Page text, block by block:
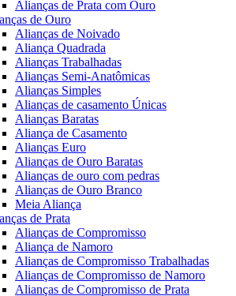
Alianças de Prata com Ouro
de Ouro
Alianças de Noivado
Aliança Quadrada
Alianças Trabalhadas
Alianças Semi-Anatômicas
Alianças Simples
Alianças de casamento Únicas
Alianças Baratas
Aliança de Casamento
Alianças Euro
Alianças de Ouro Baratas
Alianças de ouro com pedras
Alianças de Ouro Branco
Meia Aliança
de Prata
Alianças de Compromisso
Aliança de Namoro
Alianças de Compromisso Trabalhadas
Alianças de Compromisso de Namoro
Alianças de Compromisso de Prata